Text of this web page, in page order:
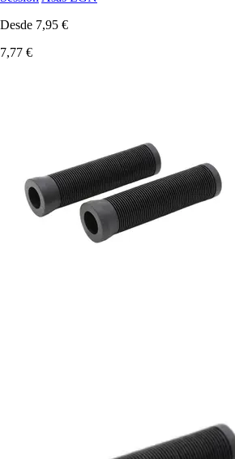
Desde 7,95 €
7,77 €